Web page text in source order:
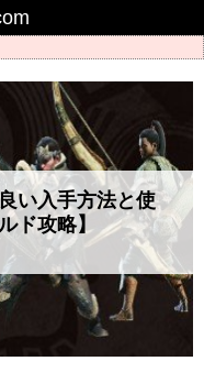
い入手方法と使
ド攻略】